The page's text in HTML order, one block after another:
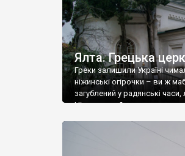
Ялта. Грецька
Греки залишили Україні
ніжинські огірочки – ви ж
загублений у радянські
Ніжин греки?